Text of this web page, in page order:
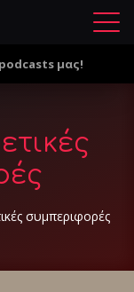
Μ
ο
μας!
συμπεριφορές